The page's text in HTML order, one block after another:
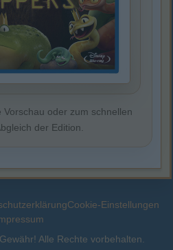
oder zum schnellen
der Edition.
Cookie-Einstellungen
Alle Rechte vorbehalten.